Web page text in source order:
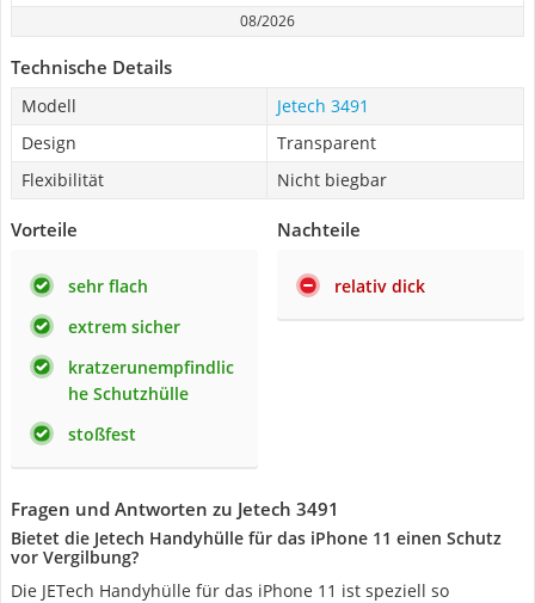
08/2026
Technische Details
Modell
Jetech 3491
Design
Transparent
Flexibilität
Nicht biegbar
Vorteile
sehr flach
extrem sicher
kratzerunempfindlic
he Schutzhülle
stoßfest
Nachteile
relativ dick
Fragen und Antworten zu Jetech 3491
Bietet die Jetech Handyhülle für das iPhone 11 einen Schutz
vor Vergilbung?
Die JETech Handyhülle für das iPhone 11 ist speziell so